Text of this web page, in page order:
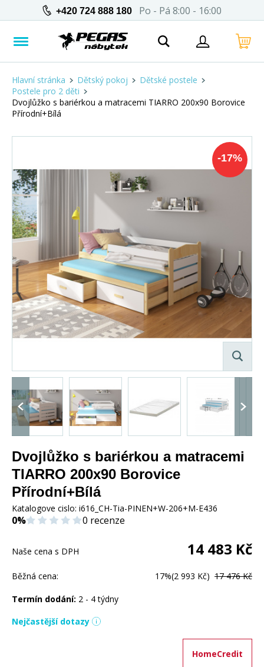
+420 724 888 180 Po - Pá 8:00 - 16:00
Hlavní stránka Dětský pokoj
Dětské postele
Postele pro 2 děti
Dvojlůžko s bariérkou a matracemi TIARRO 200x90 Borovice
Přírodní+Bílá
-17%
Dvojlůžko s bariérkou a matracemi
TIARRO 200x90 Borovice
Přírodní+Bílá
Katalogove cislo: i616_CH-Tia-PINEN+W-206+M-E436
0% 0 recenze
Naše cena s DPH 14 483 Kč
Běžná cena: 17%(2 993 Kč) 17 476 Kč
Termín dodání: 2 - 4 týdny
Nejčastější dotazy
HomeCredit